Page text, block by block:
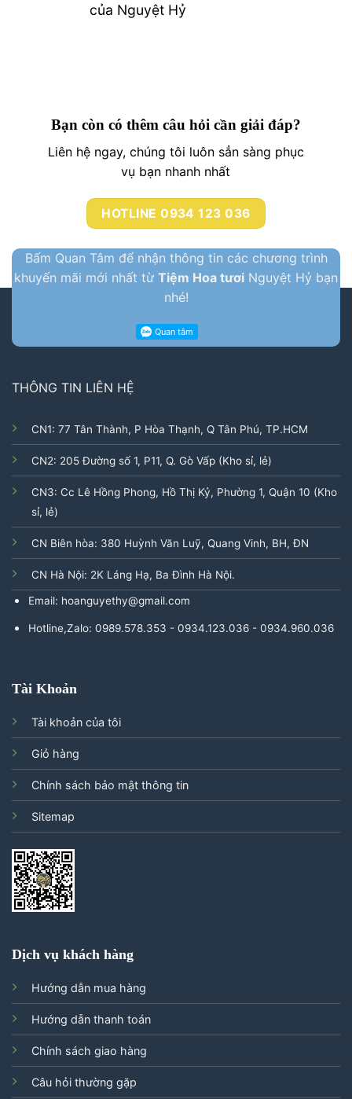
của Nguyệt Hỷ
Bạn còn có thêm câu hỏi cần giải đáp?
Liên hệ ngay, chúng tôi luôn sẳn sàng phục
vụ bạn nhanh nhất
HOTLINE 0934 123 036
Bấm Quan Tâm để nhận thông tin các chương trình
khuyến mãi mới nhất từ Tiệm Hoa tươi Nguyệt Hỷ bạn
nhé!
THÔNG TIN LIÊN HỆ
CN1: 77 Tân Thành, P Hòa Thạnh, Q Tân Phú, TP.HCM
CN2: 205 Đường số 1, P11, Q. Gò Vấp (Kho sỉ, lẻ)
CN3: Cc Lê Hồng Phong, Hồ Thị Kỷ, Phường 1, Quận 10 (Kho
sỉ, lẻ)
CN Biên hòa: 380 Huỳnh Văn Luỹ, Quang Vinh, BH, ĐN
CN Hà Nội: 2K Láng Hạ, Ba Đình Hà Nội.
Email: hoanguyethy@gmail.com
Hotline,Zalo: 0989.578.353 - 0934.123.036 - 0934.960.036
Tài Khoản
Tài khoản của tôi
Giỏ hàng
Chính sách bảo mật thông tin
Sitemap
Dịch vụ khách hàng
Hướng dẫn mua hàng
Hướng dẫn thanh toán
Chính sách giao hàng
Câu hỏi thường gặp